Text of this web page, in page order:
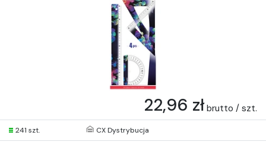
22,96 zł brutto / szt.
241 szt. CX Dystrybucja